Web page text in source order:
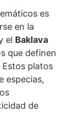
es
en la
el Baklava
que definen
Estos platos
especias,
de